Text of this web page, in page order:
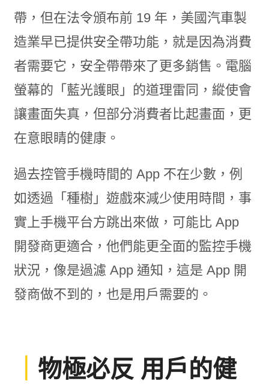
帶，但在法令頒布前 19 年，美國汽車製
造業早已提供安全帶功能，就是因為消費
者需要它，安全帶帶來了更多銷售。電腦
螢幕的「藍光護眼」的道理雷同，縱使會
讓畫面失真，但部分消費者比起畫面，更
在意眼睛的健康。
過去控管手機時間的 App 不在少數，例
如透過「種樹」遊戲來減少使用時間，事
實上手機平台方跳出來做，可能比 App
開發商更適合，他們能更全面的監控手機
狀況，像是過濾 App 通知，這是 App 開
發商做不到的，也是用戶需要的。
物極必反 用戶的健